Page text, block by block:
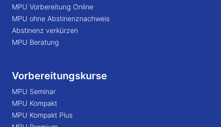
MPU Vorbereitung Online
MPU ohne Abstinenznachweis
Abstinenz verkürzen
MPU Beratung
Vorbereitungskurse
MPU Seminar
MPU Kompakt
MPU Kompakt Plus